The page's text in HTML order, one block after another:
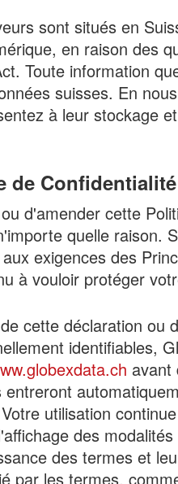
sont situés en
en raison des
Toute information
suisses. En
à leur stockage
de Confidentialité
d'amender cette
quelle raison.
exigences des
à vouloir protéger
cette déclaration ou
identifiables,
avant
utilisation
des
des termes et
par les termes,